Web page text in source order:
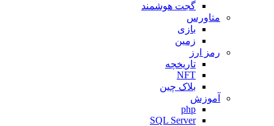
گجت هوشمند
متاورس
بازی
زمین
رمز ارز
تاریخچه
NFT
بلاک چین
آموزش
php
SQL Server